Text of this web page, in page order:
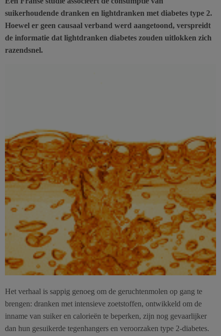
suikerhoudende dranken en lightdranken met diabetes type 2.
Hoewel er geen causaal verband werd aangetoond, verspreidt
de informatie dat lightdranken diabetes zouden uitlokken zich
razendsnel.
Het verhaal is sappig genoeg om de geruchtenmolen op gang te
brengen: dranken met intensieve zoetstoffen, ontwikkeld om de
inname van suiker en calorieën te beperken, zijn nog gevaarlijker
dan hun gesuikerde tegenhangers en veroorzaken type 2-diabetes.